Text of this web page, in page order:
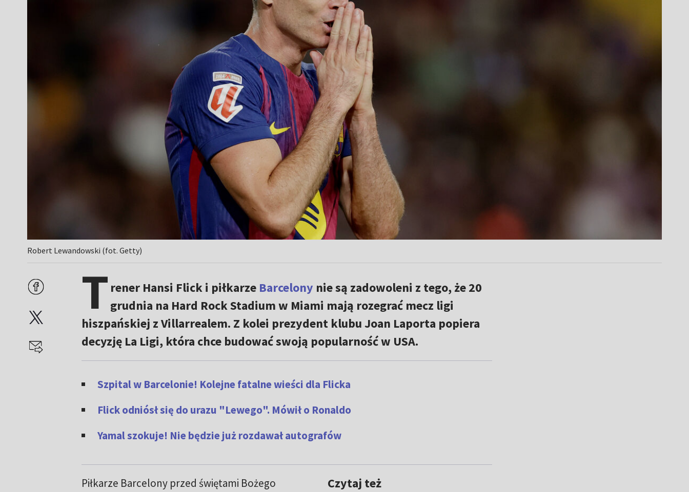
Robert Lewandowski (fot. Getty)
T rener Hansi Flick i piłkarze Barcelony nie są zadowoleni z tego, że 20
grudnia na Hard Rock Stadium w Miami mają rozegrać mecz ligi
hiszpańskiej z Villarrealem. Z kolei prezydent klubu Joan Laporta popiera
decyzję La Ligi, która chce budować swoją popularność w USA.
Szpital w Barcelonie! Kolejne fatalne wieści dla Flicka
Flick odniósł się do urazu "Lewego". Mówił o Ronaldo
Yamal szokuje! Nie będzie już rozdawał autografów
Czytaj też
Piłkarze Barcelony przed świętami Bożego